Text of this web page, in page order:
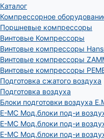
Каталог
Компрессорное
Поршневые компрессоры
Винтовые Компрессоры
Винтовые компрессоры
Винтовые компрессоры
Винтовые компрессоры
Подготовка сжатого воздуха
Подготовка воздуха
Блоки подготовки воздуха
E-MC Мод.блоки под-и
E-MC Мод.блоки под-и
E-MC Мод.блоки под-и